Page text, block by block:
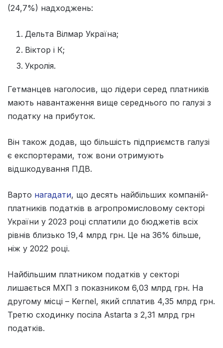
(24,7%) надходжень:
Дельта Вілмар Україна;
Віктор і К;
Укролія.
Гетманцев наголосив, що лідери серед платників
мають навантаження вище середнього по галузі з
податку на прибуток.
Він також додав, що більшість підприємств галузі
є експортерами, тож вони отримують
відшкодування ПДВ.
Варто нагадати, що десять найбільших компаній-
платників податків в агропромисловому секторі
України у 2023 році сплатили до бюджетів всіх
рівнів близько 19,4 млрд грн. Це на 36% більше,
ніж у 2022 році.
Найбільшим платником податків у секторі
лишається МХП з показником 6,03 млрд грн. На
другому місці – Kernel, який сплатив 4,35 млрд грн.
Третю сходинку посіла Astarta з 2,31 млрд грн
податків.